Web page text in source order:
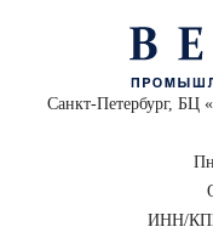
Санкт-Петербург, БЦ
ИНН/КПП